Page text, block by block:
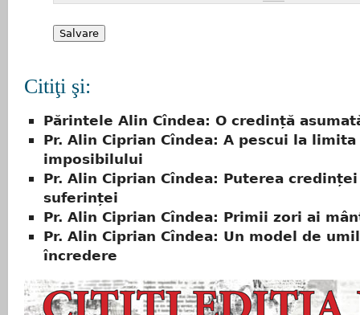
Citiţi şi:
Părintele Alin Cîndea: O credință
Pr. Alin Ciprian Cîndea: A pescui la limita
imposibilului
Pr. Alin Ciprian Cîndea: Puterea
suferinței
Pr. Alin Ciprian Cîndea: Primii zori ai
Pr. Alin Ciprian Cîndea: Un model de
încredere